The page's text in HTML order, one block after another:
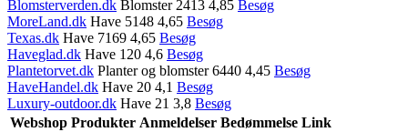
Blomsterverden.dk Blomster 2413 4,85 Besøg
MoreLand.dk Have 5148 4,65 Besøg
Texas.dk Have 7169 4,65 Besøg
Haveglad.dk Have 120 4,6 Besøg
Plantetorvet.dk Planter og blomster 6440 4,45 Besøg
HaveHandel.dk Have 20 4,1 Besøg
Luxury-outdoor.dk Have 21 3,8 Besøg
Webshop Produkter Anmeldelser Bedømmelse Link